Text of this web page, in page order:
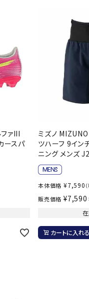
ヘッ
ソッ
その
ングシューズ
ヨガ
ヨガア
ダンス
ダン
インナ
ON
ァIII
ースパ
ミズノ
ツハーフ 9イン
ニング メンズ
本体価格 ¥7,590
販売価格 ¥7,590
カートに入れる